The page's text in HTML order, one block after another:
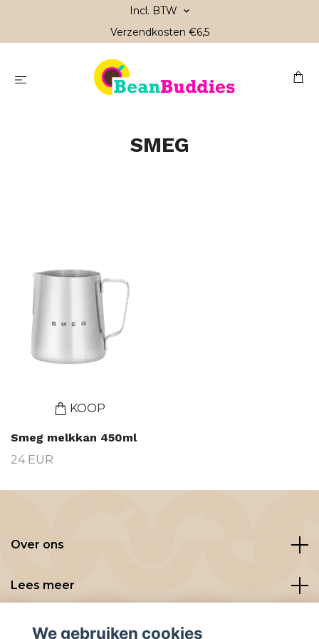
Incl. BTW
Verzendkosten €6,5
SMEG
KOOP
Smeg melkkan 450ml
24 EUR
Over ons
Lees meer
Social media
We gebruiken cookies